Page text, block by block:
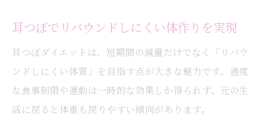
耳つぼでリバウンドしにくい体作りを実現
耳つぼダイエットは、短期間の減量だけでなく「リバウ
ンドしにくい体質」を目指す点が大きな魅力です。過度
な食事制限や運動は一時的な効果しか得られず、元の生
活に戻ると体重も戻りやすい傾向があります。